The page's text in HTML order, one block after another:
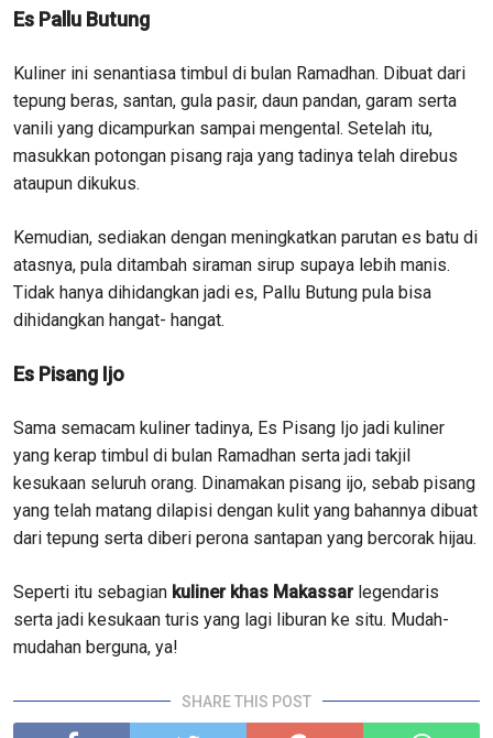
Es Pallu Butung
Kuliner ini senantiasa timbul di bulan Ramadhan. Dibuat dari
tepung beras, santan, gula pasir, daun pandan, garam serta
vanili yang dicampurkan sampai mengental. Setelah itu,
masukkan potongan pisang raja yang tadinya telah direbus
ataupun dikukus.
Kemudian, sediakan dengan meningkatkan parutan es batu di
atasnya, pula ditambah siraman sirup supaya lebih manis.
Tidak hanya dihidangkan jadi es, Pallu Butung pula bisa
dihidangkan hangat- hangat.
Es Pisang Ijo
Sama semacam kuliner tadinya, Es Pisang Ijo jadi kuliner
yang kerap timbul di bulan Ramadhan serta jadi takjil
kesukaan seluruh orang. Dinamakan pisang ijo, sebab pisang
yang telah matang dilapisi dengan kulit yang bahannya dibuat
dari tepung serta diberi perona santapan yang bercorak hijau.
Seperti itu sebagian kuliner khas Makassarlegendaris
serta jadi kesukaan turis yang lagi liburan ke situ. Mudah-
mudahan berguna, ya!
SHARE THIS POST